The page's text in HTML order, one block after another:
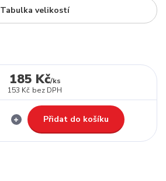
Tabulka velikostí
185 Kč/ks
153 Kč bez DPH
Přidat do košíku